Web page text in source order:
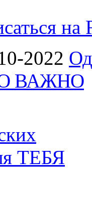
на
2022
ВАЖНО